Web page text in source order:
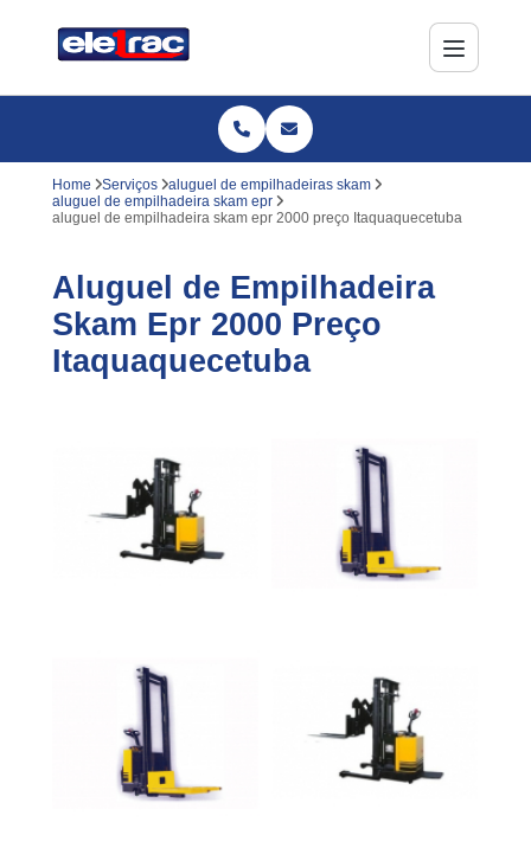
Home Serviços
aluguel de empilhadeiras skam
aluguel de empilhadeira skam epr
aluguel de empilhadeira skam epr 2000 preço Itaquaquecetuba
Aluguel de Empilhadeira
Skam Epr 2000 Preço
Itaquaquecetuba